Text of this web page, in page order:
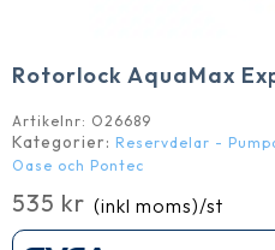
Rotorlock AquaMax
Artikelnr: O26689
Kategorier: Reservdelar -
Oase och Pontec
535 kr (inkl moms)/st